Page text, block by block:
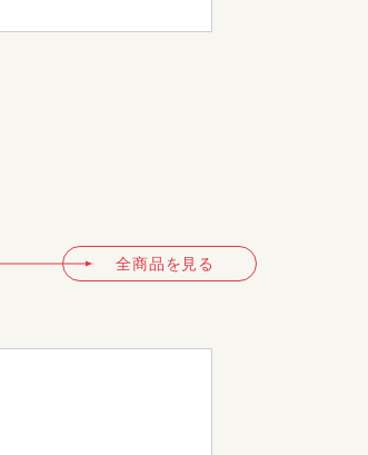
全商品を見る